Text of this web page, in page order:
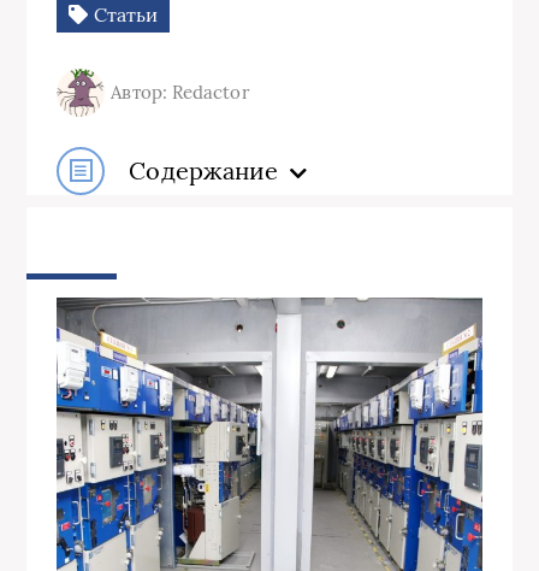
Статьи
Автор: Redactor
Содержание